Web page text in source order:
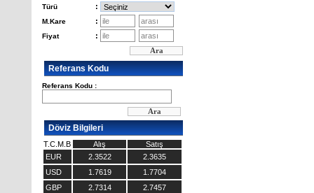
Türü :
M.Kare :
Fiyat :
Referans Kodu
Referans Kodu :
Döviz Bilgileri
T.C.M.B Alış
Satış
EUR
2.3522
2.3635
USD
1.7619
1.7704
GBP
2.7314 2.7457